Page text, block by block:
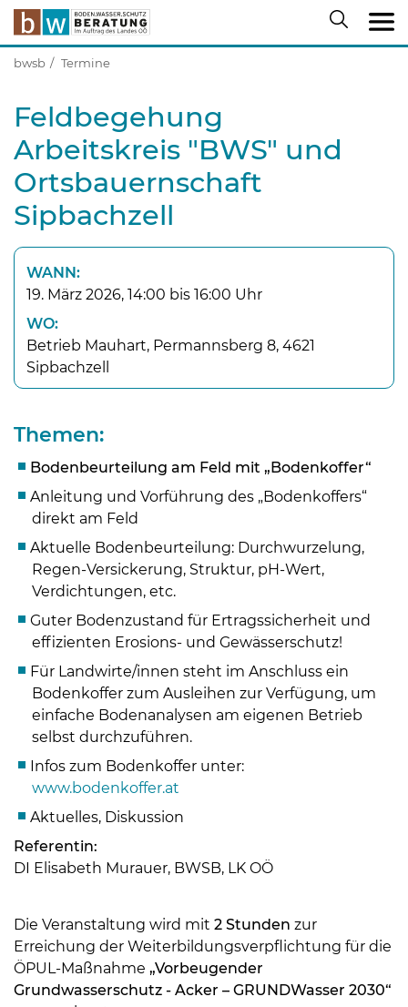
Skip to main content
bwsb Termine
Feldbegehung
Arbeitskreis "BWS" und
Ortsbauernschaft
Sipbachzell
WANN:
19. März 2026, 14:00 bis 16:00 Uhr
WO:
Betrieb Mauhart, Permannsberg 8, 4621
Sipbachzell
Themen:
Bodenbeurteilung am Feld mit „Bodenkoffer“
Anleitung und Vorführung des „Bodenkoffers“
direkt am Feld
Aktuelle Bodenbeurteilung: Durchwurzelung,
Regen-Versickerung, Struktur, pH-Wert,
Verdichtungen, etc.
Guter Bodenzustand für Ertragssicherheit und
effizienten Erosions- und Gewässerschutz!
Für Landwirte/innen steht im Anschluss ein
Bodenkoffer zum Ausleihen zur Verfügung, um
einfache Bodenanalysen am eigenen Betrieb
selbst durchzuführen.
Infos zum Bodenkoffer unter:
www.bodenkoffer.at
Aktuelles, Diskussion
Referentin:
DI Elisabeth Murauer, BWSB, LK OÖ
Die Veranstaltung wird mit 2 Stunden zur
Erreichung der Weiterbildungsverpflichtung für die
ÖPUL-Maßnahme „Vorbeugender
Grundwasserschutz - Acker – GRUNDWasser 2030“